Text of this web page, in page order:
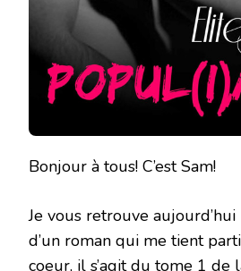
Bonjour à tous! C’est Sam!
Je vous retrouve
d’un roman qui me tient
coeur, il s’agit du tome 1 de